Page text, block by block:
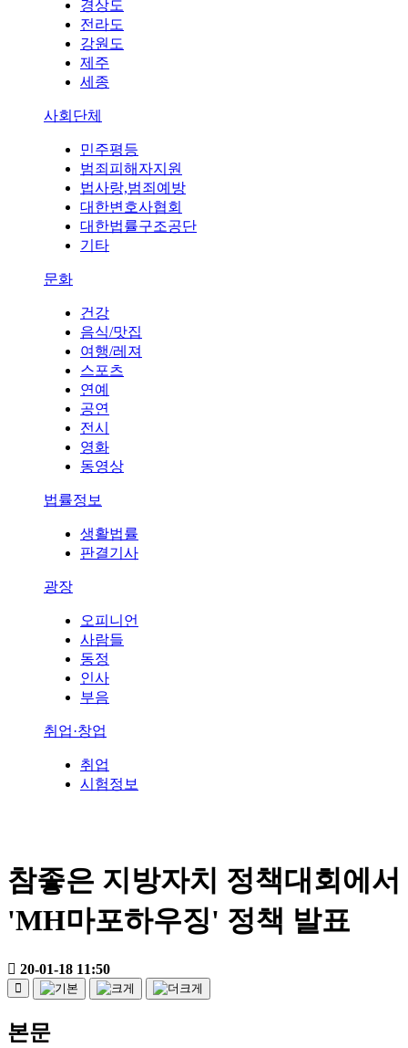
경상도
전라도
강원도
제주
세종
사회단체
민주평등
범죄피해자지원
법사랑,범죄예방
대한변호사협회
대한법률구조공단
기타
문화
건강
음식/맛집
여행/레져
스포츠
연예
공연
전시
영화
동영상
법률정보
생활법률
판결기사
광장
오피니언
사람들
동정
인사
부음
취업·창업
취업
시험정보
참좋은 지방자치 정책대회에서
'MH마포하우징' 정책 발표
20-01-18 11:50
본문